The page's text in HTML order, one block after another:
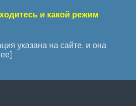
и какой режим
указана на сайте, и она
]